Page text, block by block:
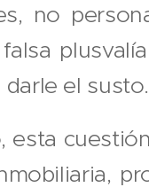
no
el susto.
esta